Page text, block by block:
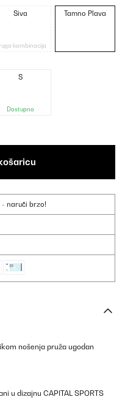
Siva
kombinacija
Tamno Plava
S
Dostupno
- naruči brzo!
nošenja pruža ugodan
u dizajnu CAPITAL SPORTS